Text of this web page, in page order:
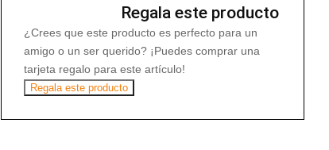
cantidad
Regala este producto
¿Crees que este producto es perfecto para un
amigo o un ser querido? ¡Puedes comprar una
tarjeta regalo para este artículo!
Regala este producto